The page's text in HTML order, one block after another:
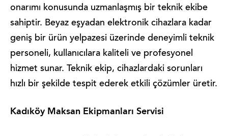
onarımı konusunda uzmanlaşmış bir teknik ekibe
sahiptir. Beyaz eşyadan elektronik cihazlara kadar
geniş bir ürün yelpazesi üzerinde deneyimli teknik
personeli, kullanıcılara kaliteli ve profesyonel
hizmet sunar. Teknik ekip, cihazlardaki sorunları
hızlı bir şekilde tespit ederek etkili çözümler üretir.
Kadıköy Maksan Ekipmanları Servisi